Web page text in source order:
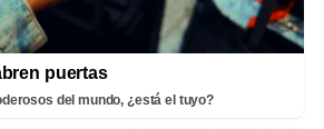
puertas
del mundo, ¿está el tuyo?